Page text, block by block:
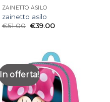
ZAINETTO ASILO
zainetto asilo
€51.00 €39.00
In offerta!